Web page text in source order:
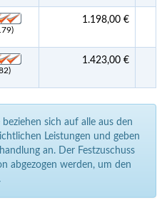
1.198,00 €
1.423,00 €
sich auf alle aus den
Leistungen und geben
an. Der Festzuschuss
abgezogen werden, um den